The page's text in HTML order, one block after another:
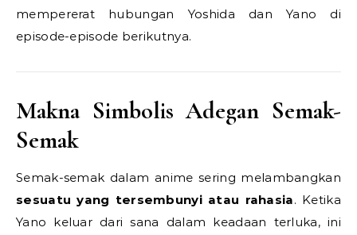
mempererat hubungan Yoshida dan Yano di
episode-episode berikutnya.
Makna Simbolis Adegan Semak-
Semak
Semak-semak dalam anime sering melambangkan
sesuatu yang tersembunyi atau rahasia. Ketika
Yano keluar dari sana dalam keadaan terluka, ini